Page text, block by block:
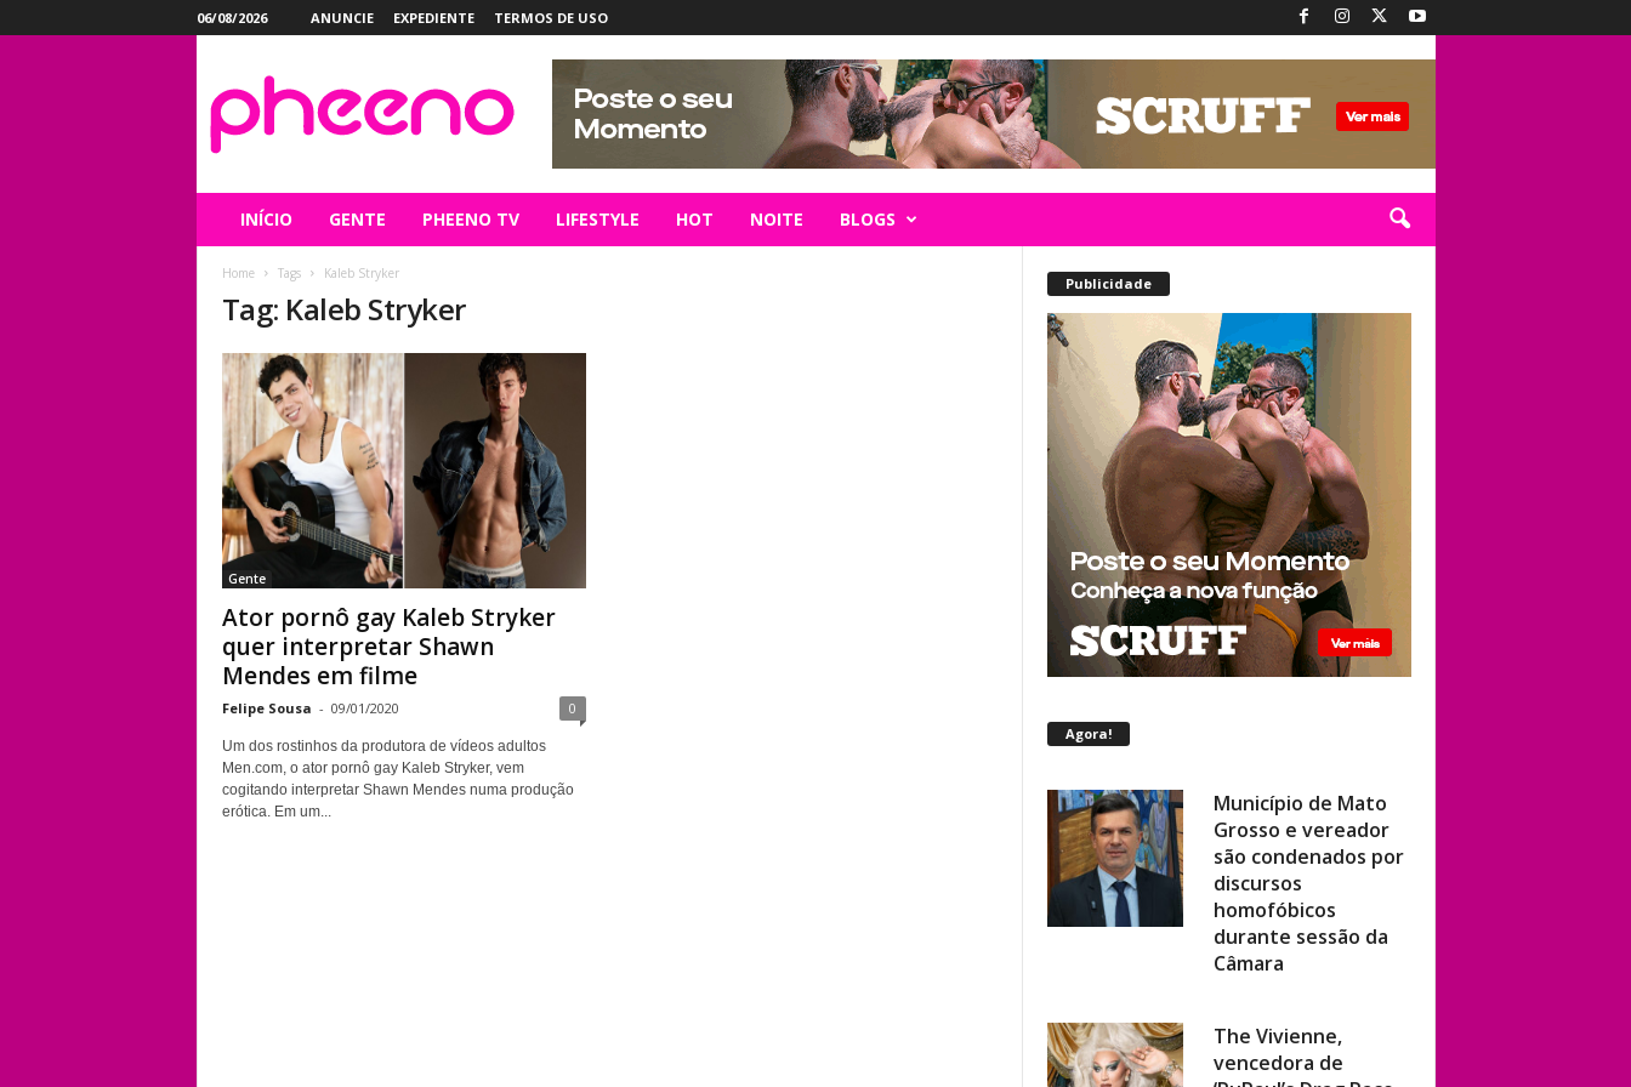
06/08/2026 ANUNCIE EXPEDIENTE TERMOS DE USO
INÍCIO GENTE PHEENO TV LIFESTYLE HOT NOITE BLOGS
Home Tags Kaleb Stryker
Tag: Kaleb Stryker
Gente
Ator pornô gay Kaleb Stryker
quer interpretar Shawn
Mendes em filme
Felipe Sousa - 09/01/2020 0
Um dos rostinhos da produtora de vídeos adultos
Men.com, o ator pornô gay Kaleb Stryker, vem
cogitando interpretar Shawn Mendes numa produção
erótica. Em um...
Publicidade
Agora!
Grosso e vereador
são condenados por
discursos
homofóbicos
durante sessão da
Câmara
vencedora de
‘RuPaul’s Drag Race